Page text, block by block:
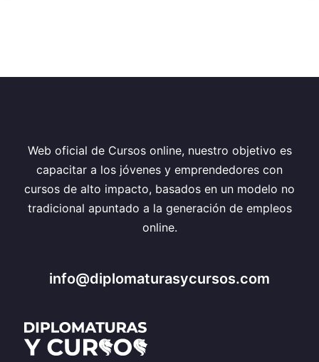
Web oficial de Cursos online, nuestro objetivo es
capacitar a los jóvenes y emprendedores con
cursos de alto impacto, basados en un modelo no
tradicional apuntado a la generación de empleos
online.
info@diplomaturasycursos.com